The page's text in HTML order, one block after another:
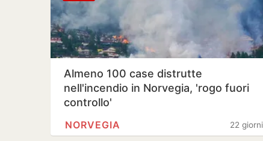
Almeno 100 case distrutte
nell'incendio in Norvegia, 'rogo fuori
controllo'
22 giorni
NORVEGIA